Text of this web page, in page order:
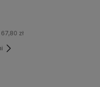
67,80 zł